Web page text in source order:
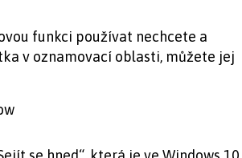
funkci používat nechcete a
v oznamovací oblasti, můžete jej